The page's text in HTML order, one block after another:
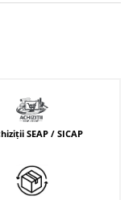
SEAP / SICAP